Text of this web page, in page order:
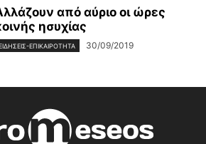
από αύριο οι ώρες
ησυχίας
ΕΠΙΚΑΙΡΌΤΗΤΑ 30/09/2019